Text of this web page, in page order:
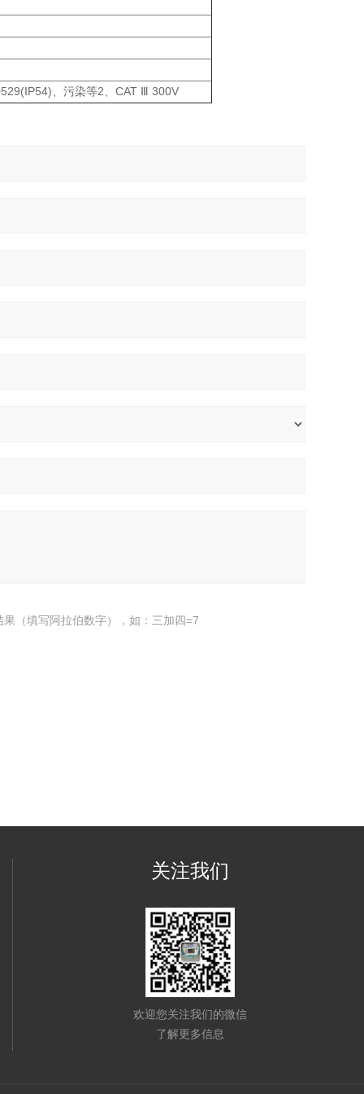
、污染等2、CAT Ⅲ 300V
果（填写阿拉伯数字），如：三加四=7
关注我们
欢迎您关注我们的微信
了解更多信息